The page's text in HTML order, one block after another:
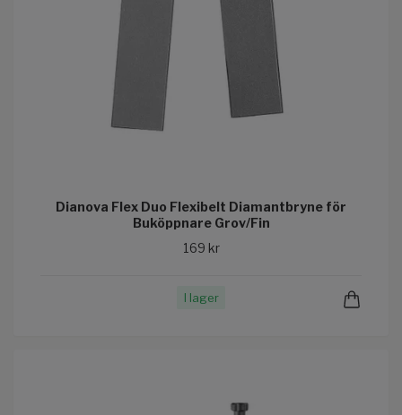
Dianova Flex Duo Flexibelt Diamantbryne för
Buköppnare Grov/Fin
169 kr
I lager